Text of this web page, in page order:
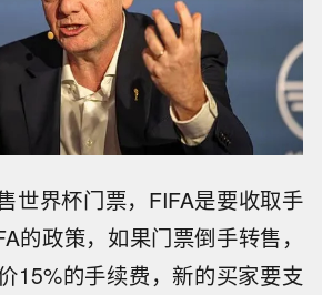
世界杯门票，FIFA是要收取手
的政策，如果门票倒手转售，
15%的手续费，新的买家要支